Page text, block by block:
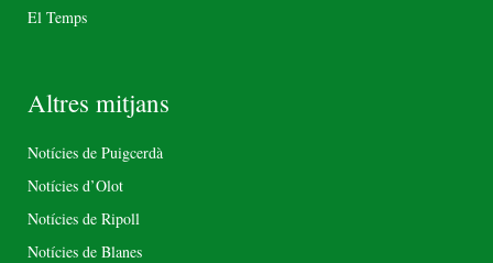
El Temps
Altres mitjans
Notícies de Puigcerdà
Notícies d’Olot
Notícies de Ripoll
Notícies de Blanes